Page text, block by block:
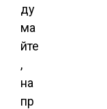
ду
ма
йте
,
на
пр